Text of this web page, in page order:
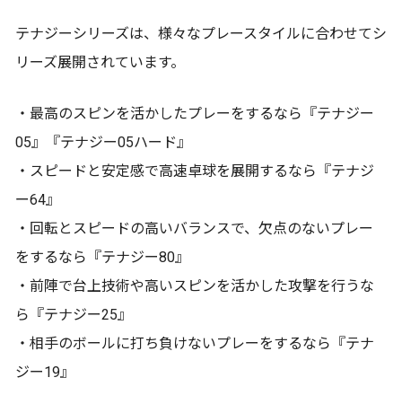
テナジーシリーズは、様々なプレースタイルに合わせてシ
リーズ展開されています。
・最高のスピンを活かしたプレーをするなら『テナジー
05』『テナジー05ハード』
・スピードと安定感で高速卓球を展開するなら『テナジ
ー64』
・回転とスピードの高いバランスで、欠点のないプレー
をするなら『テナジー80』
・前陣で台上技術や高いスピンを活かした攻撃を行うな
ら『テナジー25』
・相手のボールに打ち負けないプレーをするなら『テナ
ジー19』